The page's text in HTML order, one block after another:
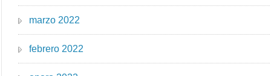
marzo 2022
febrero 2022